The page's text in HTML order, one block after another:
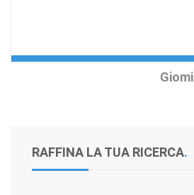
Giomi
RAFFINA LA TUA RICERCA.